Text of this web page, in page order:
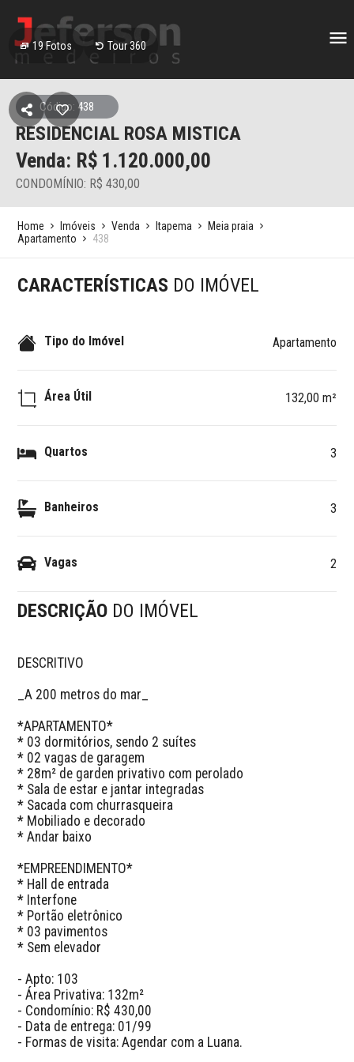
19 Fotos Tour 360
Código: 438
RESIDENCIAL ROSA MISTICA
Venda: R$ 1.120.000,00
CONDOMÍNIO: R$ 430,00
Home Imóveis Venda Itapema
Meia praia
Apartamento
438
CARACTERÍSTICAS DO IMÓVEL
Tipo do Imóvel Apartamento
Área Útil 132,00 m²
Quartos 3
Banheiros 3
Vagas 2
DESCRIÇÃO DO IMÓVEL
DESCRITIVO
_A 200 metros do mar_
*APARTAMENTO*
* 03 dormitórios, sendo 2 suítes
* 02 vagas de garagem
* 28m² de garden privativo com perolado
* Sala de estar e jantar integradas
* Sacada com churrasqueira
* Mobiliado e decorado
* Andar baixo
*EMPREENDIMENTO*
* Hall de entrada
* Interfone
* Portão eletrônico
* 03 pavimentos
* Sem elevador
- Apto: 103
- Área Privativa: 132m²
- Condomínio: R$ 430,00
- Data de entrega: 01/99
- Formas de visita: Agendar com a Luana.